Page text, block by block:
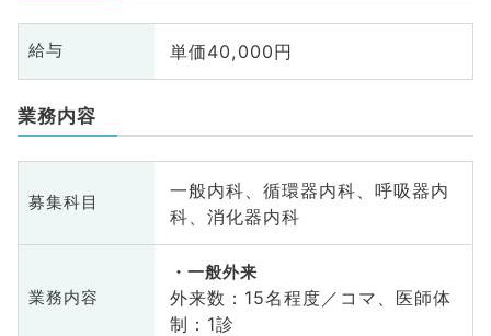
給与 単価40,000円
業務内容
募集科目
一般内科、循環器内科、呼吸器内
科、消化器内科
業務内容
一般外来
外来数：15名程度／コマ、医師体
制：1診